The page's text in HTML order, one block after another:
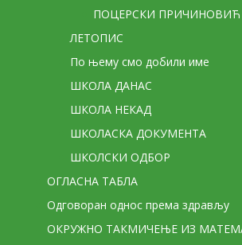
ПОЦЕРСКИ ПРИЧИНОВИЋ
ЛЕТОПИС
По њему смо добили име
ШКОЛА ДАНАС
ШКОЛА НЕКАД
ШКОЛАСКА ДОКУМЕНТА
ШКОЛСКИ ОДБОР
ОГЛАСНА ТАБЛА
Одговоран однос према здрављу
ОКРУЖНО ТАКМИЧЕЊЕ ИЗ